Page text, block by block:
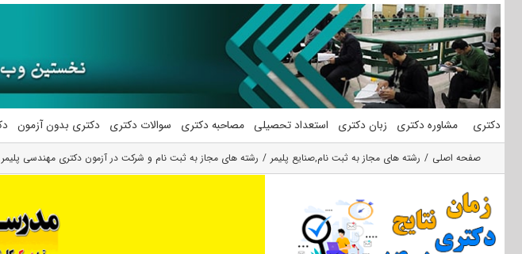
محتوا
دکتری مشاوره دکتری زبان دکتری استعداد تحصیلی مصاحبه دکتری سوالات دکتری دکتری بدون آزمون
صفحه اصلی رشته های مجاز به ثبت نام,صنایع پلیمر رشته های مجاز به ثبت نام و شرکت در آزمون دکتری مهندسی پلیمر